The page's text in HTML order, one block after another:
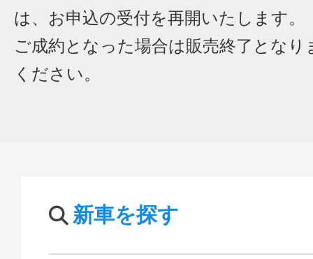
は、お申込の受付を再開いたします。
ご成約となった場合は販売終了となり
ください。
新車を探す